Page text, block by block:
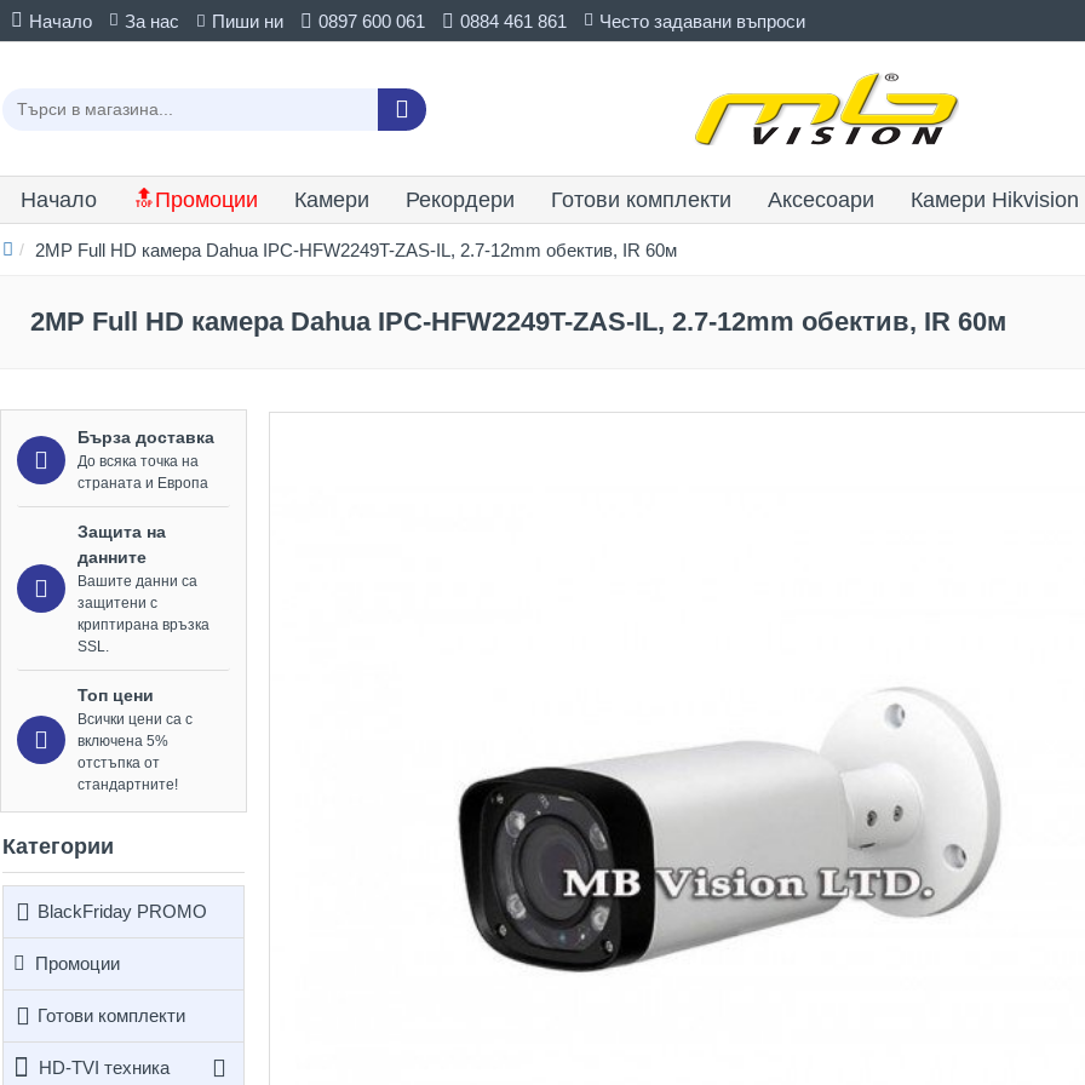
Начало За нас Пиши ни 0897 600 061 0884 461 861 Често задавани въпроси
Начало 🔝Промоции Камери Рекордери Готови комплекти Аксесоари Камери Hikvision
2MP Full HD камера Dahua IPC-HFW2249T-ZAS-IL, 2.7-12mm обектив, IR 60м
2MP Full HD камера Dahua IPC-HFW2249T-ZAS-IL, 2.7-12mm обектив, IR 60м
Бърза доставка
До всяка точка на
страната и Европа
Защита на
данните
Вашите данни са
защитени с
криптирана връзка
SSL.
Топ цени
Всички цени са с
включена 5%
отстъпка от
стандартните!
Категории
BlackFriday PROMO
Промоции
Готови комплекти
HD-TVI техника